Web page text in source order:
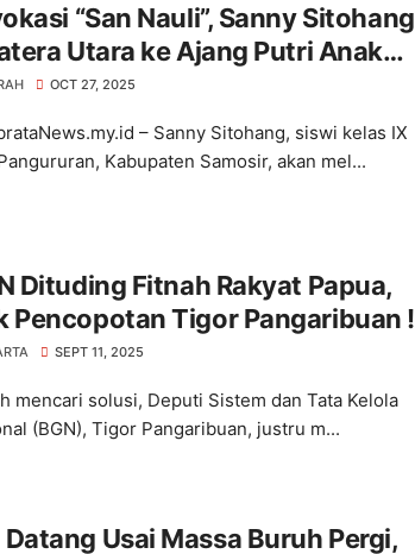
“San Nauli”, Sanny Sitohang
Utara ke Ajang Putri Anak
di Jakarta
OCT 27, 2025
– Sanny Sitohang, siswi kelas IX
Kabupaten Samosir, akan mel...
Dituding Fitnah Rakyat Papua,
Pencopotan Tigor Pangaribuan !
SEPT 11, 2025
mencari solusi, Deputi Sistem dan Tata Kelola
(BGN), Tigor Pangaribuan, justru m...
Usai Massa Buruh Pergi,